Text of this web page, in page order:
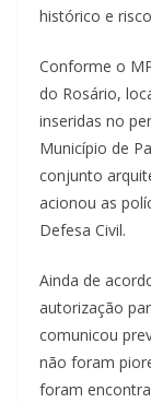
histórico e
Conforme o
do Rosário,
inseridas no
Município de
conjunto
acionou as
Defesa Civil.
Ainda de
autorização
comunicou
não foram
foram